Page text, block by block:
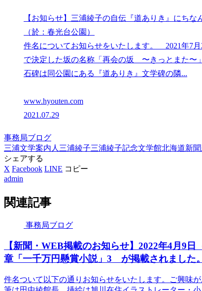
【お知らせ】三浦綾子の自伝『道ありき』にち
（於：春光台公園）
件名についてお知らせをいたします。 2021年7
で決定した坂の名称「再会の坂 〜きっとまた〜
石碑は同公園にある『道ありき』文学碑の隣...
www.hyouten.com
2021.07.29
事務局ブログ
三浦文学案内人 三浦綾子三浦綾子記念文学館北海道新聞
シェアする
X Facebook LINE コピー
admin
関連記事
事務局ブログ
【新聞・WEB掲載のお知らせ】2022年4月9
章「一千万円懸賞小説」3 が掲載されました。
件名ついて以下の通りお知らせをいたします。ご興味